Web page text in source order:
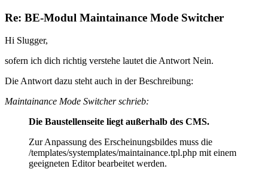
Re: BE-Modul Maintainance Mode Switcher
Hi Slugger,
sofern ich dich richtig verstehe lautet die Antwort Nein.
Die Antwort dazu steht auch in der Beschreibung:
Maintainance Mode Switcher schrieb:
Die Baustellenseite liegt außerhalb des CMS.
Zur Anpassung des Erscheinungsbildes muss die
/templates/systemplates/maintainance.tpl.php mit einem
geeigneten Editor bearbeitet werden.